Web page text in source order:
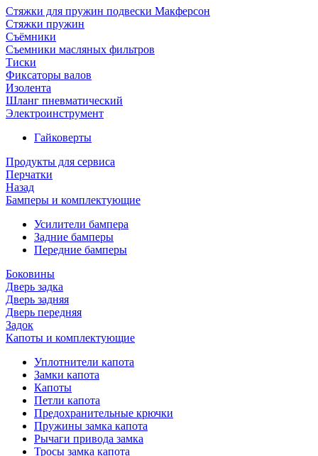
Стяжки для пружин подвески Макферсон
Стяжки пружин
Съёмники
Съемники масляных фильтров
Тиски
Фиксаторы валов
Изолента
Шланг пневматический
Электроинструмент
Гайковерты
Продукты для сервиса
Перчатки
Назад
Бамперы и комплектующие
Усилители бампера
Задние бамперы
Передние бамперы
Боковины
Дверь задка
Дверь задняя
Дверь передняя
Задок
Капоты и комплектующие
Уплотнители капота
Замки капота
Капоты
Петли капота
Предохранительные крючки
Пружины замка капота
Рычаги привода замка
Тросы замка капота